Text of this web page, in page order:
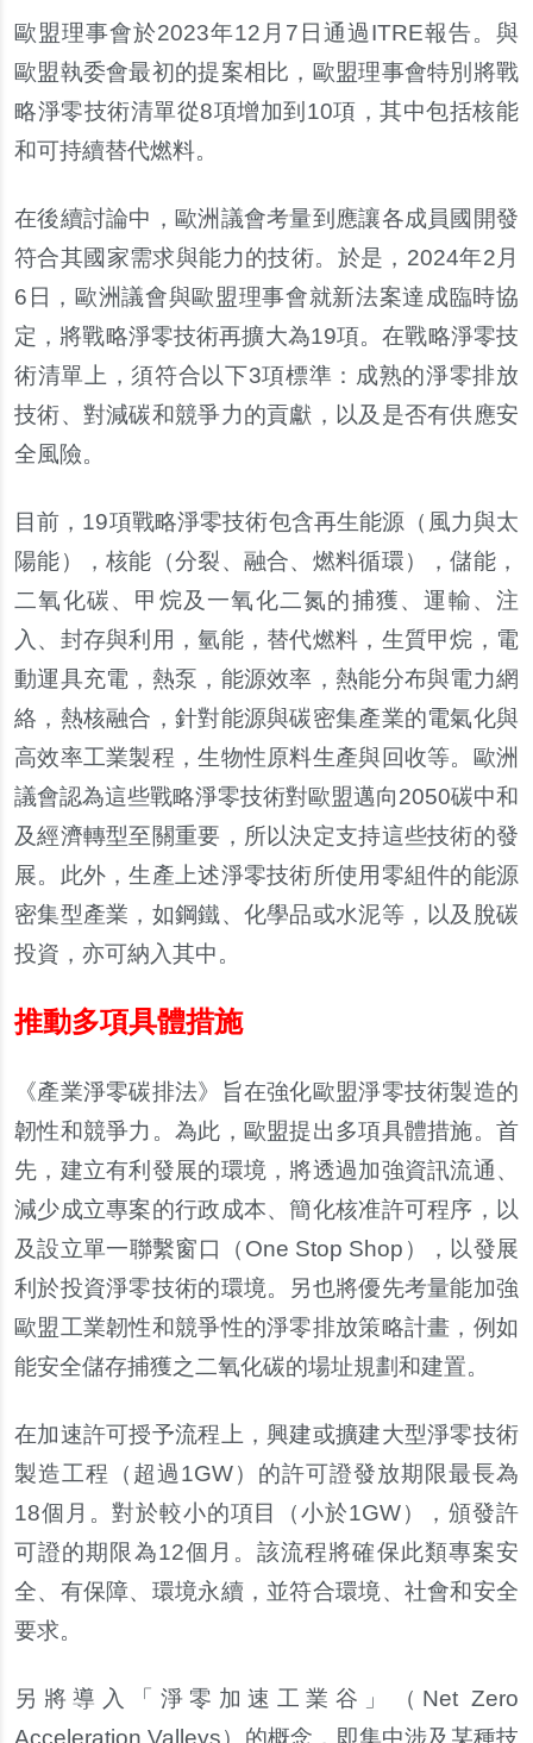
歐盟理事會於2023年12月7日通過ITRE報告。與
歐盟執委會最初的提案相比，歐盟理事會特別將戰
略淨零技術清單從8項增加到10項，其中包括核能
和可持續替代燃料。
在後續討論中，歐洲議會考量到應讓各成員國開發
符合其國家需求與能力的技術。於是，2024年2月
6日，歐洲議會與歐盟理事會就新法案達成臨時協
定，將戰略淨零技術再擴大為19項。在戰略淨零技
術清單上，須符合以下3項標準：成熟的淨零排放
技術、對減碳和競爭力的貢獻，以及是否有供應安
全風險。
目前，19項戰略淨零技術包含再生能源（風力與太
陽能），核能（分裂、融合、燃料循環），儲能，
二氧化碳、甲烷及一氧化二氮的捕獲、運輸、注
入、封存與利用，氫能，替代燃料，生質甲烷，電
動運具充電，熱泵，能源效率，熱能分布與電力網
絡，熱核融合，針對能源與碳密集產業的電氣化與
高效率工業製程，生物性原料生產與回收等。歐洲
議會認為這些戰略淨零技術對歐盟邁向2050碳中和
及經濟轉型至關重要，所以決定支持這些技術的發
展。此外，生產上述淨零技術所使用零組件的能源
密集型產業，如鋼鐵、化學品或水泥等，以及脫碳
投資，亦可納入其中。
推動多項具體措施
《產業淨零碳排法》旨在強化歐盟淨零技術製造的
韌性和競爭力。為此，歐盟提出多項具體措施。首
先，建立有利發展的環境，將透過加強資訊流通、
減少成立專案的行政成本、簡化核准許可程序，以
及設立單一聯繫窗口（One Stop Shop），以發展
利於投資淨零技術的環境。另也將優先考量能加強
歐盟工業韌性和競爭性的淨零排放策略計畫，例如
能安全儲存捕獲之二氧化碳的場址規劃和建置。
在加速許可授予流程上，興建或擴建大型淨零技術
製造工程（超過1GW）的許可證發放期限最長為
18個月。對於較小的項目（小於1GW），頒發許
可證的期限為12個月。該流程將確保此類專案安
全、有保障、環境永續，並符合環境、社會和安全
要求。
另將導入「淨零加速工業谷」（Net Zero
Acceleration Valleys）的概念，即集中涉及某種技